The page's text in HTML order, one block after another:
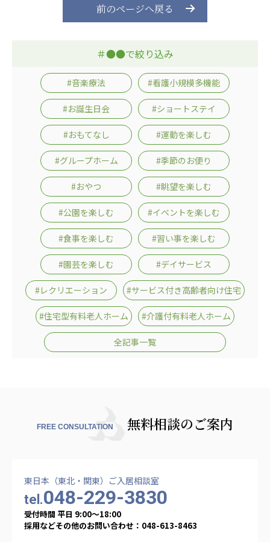
前のページへ戻る
＃●●で絞り込み
#音楽療法 #看護小規模多機能
#お誕生日会 #ショートステイ
#おもてなし #運動を楽しむ
#グループホーム #季節のお便り
#おやつ #眺望を楽しむ
#公園を楽しむ #イベントを楽しむ
#食事を楽しむ #習い事を楽しむ
#園芸を楽しむ #デイサービス
#レクリエーション #サービス付き高齢者向け住宅
#住宅型有料老人ホーム #介護付有料老人ホーム
全記事一覧
FREE CONSULTATION 無料相談のご案内
東日本（東北・関東）ご入居相談室
tel.048-229-3830
受付時間 平日 9:00〜18:00
採用などその他のお問い合わせ：048-613-8463